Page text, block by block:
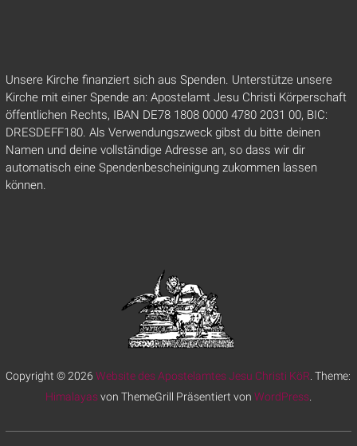
Unsere Kirche finanziert sich aus Spenden. Unterstütze unsere
Kirche mit einer Spende an: Apostelamt Jesu Christi Körperschaft
öffentlichen Rechts, IBAN DE78 1808 0000 4780 2031 00, BIC:
DRESDEFF180. Als Verwendungszweck gibst du bitte deinen
Namen und deine vollständige Adresse an, so dass wir dir
automatisch eine Spendenbescheinigung zukommen lassen
können.
Copyright © 2026Website des Apostelamtes Jesu Christi KöR . Theme:
Himalayasvon ThemeGrill Präsentiert von WordPress.